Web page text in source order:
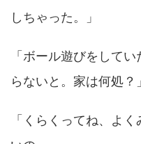
しちゃった。」
「ボール遊びをして
らないと。家は何処？」
「くらくってね、よ